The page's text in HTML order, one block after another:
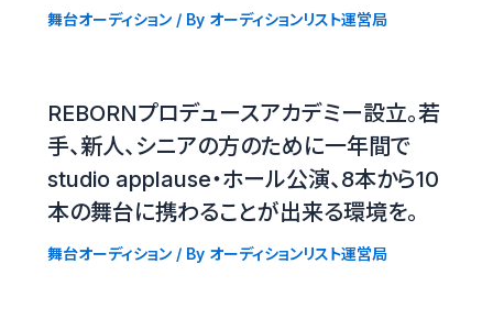
舞台オーディション/ By オーディションリスト運営局
REBORNプロデュースアカデミー設立。若
手、新人、シニアの方のために一年間で
studio applause・ホール公演、8本から10
本の舞台に携わることが出来る環境を。
舞台オーディション/ By オーディションリスト運営局